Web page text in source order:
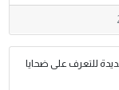
للتعرف على ضحايا